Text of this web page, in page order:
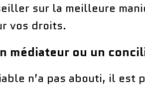
sur la meilleure
vos droits.
médiateur ou un
n’a pas abouti, il est